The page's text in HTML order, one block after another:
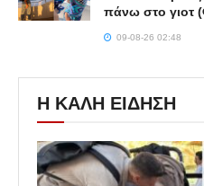
πάνω στο γιοτ
09-08-26 02:48
Η ΚΑΛΗ ΕΙΔΗΣΗ